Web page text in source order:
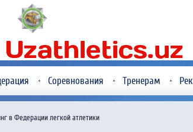
Соревнования Тренерам
в Федерации легкой атлетики